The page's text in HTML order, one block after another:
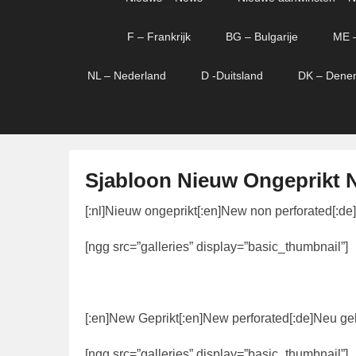
F – Frankrijk BG – Bulgarije ME
NL – Nederland D -Duitsland DK –
Sjabloon Nieuw Ongeprikt
G
p
a
s
[:nl]Nieuw ongeprikt[:en]New non
[ngg src=”galleries” display=”basic_thumbnail”]
[:en]New Geprikt[:en]New perforated[:de]Neu